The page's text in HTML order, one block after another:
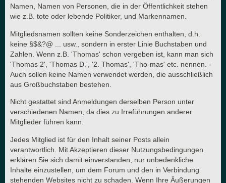
Namen, Namen von Personen, die in der Öffentlichkeit stehen
wie z.B. tote oder lebende Politiker, und Markennamen.
Mitgliedsnamen sollten keine Sonderzeichen enthalten, d.h.
keine §$&?@ ... usw., sondern in erster Linie Buchstaben und
Zahlen. Wenn z.B. 'Thomas' schon vergeben ist, kann man sich
'Thomas 2', 'Thomas D.', '2. Thomas', 'Tho-mas' etc. nennen. -
Auch sollen keine Namen verwendet werden, die ausschließlich
aus Großbuchstaben bestehen.
Nicht gestattet sind Anmeldungen derselben Person unter
verschiedenen Namen, da dies zu Irreführungen anderer
Mitglieder führen kann.
Jedes Mitglied ist für den Inhalt seiner Posts allein
verantwortlich. Mit Akzeptieren dieser Nutzungsbedingungen
erklären Sie sich damit einverstanden, nur unbedenkliche
Inhalte einzustellen, um dem Forum und den in Verbindung
stehenden Websites nicht zu schaden. Wenn Ihre Äußerungen